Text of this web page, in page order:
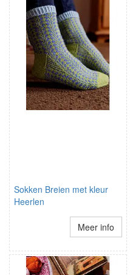
Sokken Breien met kleur
Heerlen
Meer info